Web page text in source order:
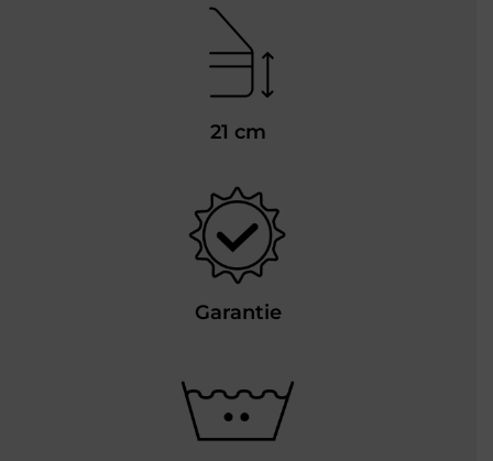
21 cm
Garantie